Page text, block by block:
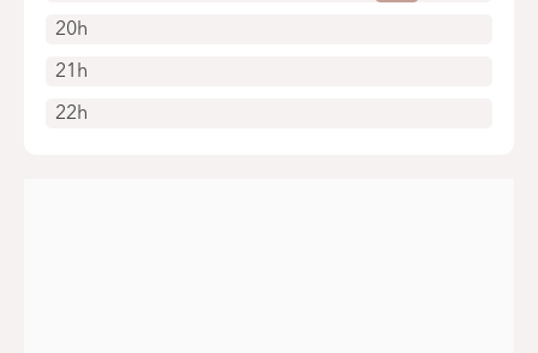
20h
21h
22h